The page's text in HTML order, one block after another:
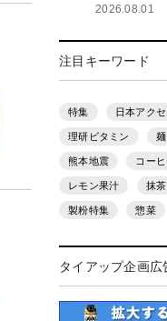
2026.08.01
注目キーワード
特集 日本アクセ
理研ビタミン 麺
熊本地震 コー
レモン果汁 抹茶
製粉特集 惣菜
タイアップ企画広